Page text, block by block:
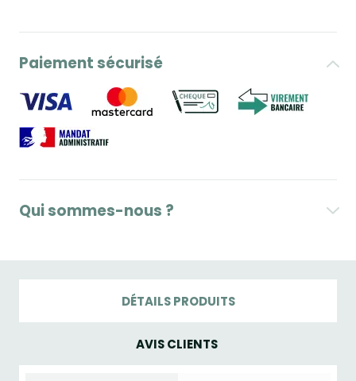
Paiement sécurisé
Qui sommes-nous ?
DÉTAILS PRODUITS
AVIS CLIENTS